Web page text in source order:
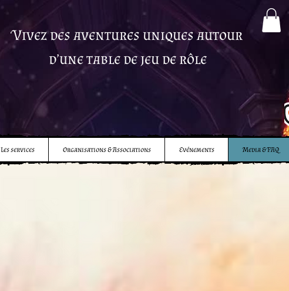
Vivez des aventures uniques autour
d’une table de jeu de rôle
Les services Organisations & Associations Evénements Media & FAQ